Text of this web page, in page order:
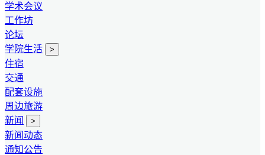
学术会议
工作坊
论坛
学院生活
>
住宿
交通
配套设施
周边旅游
新闻
>
新闻动态
通知公告